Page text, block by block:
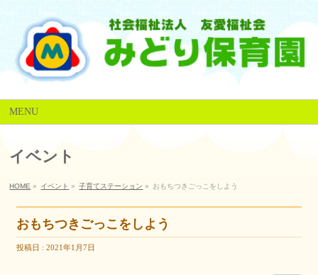
MENU
イベント
HOME » イベント » 子育てステーション » おもちつきごっこをしよう
おもちつきごっこをしよう
投稿日 : 2021年1月7日